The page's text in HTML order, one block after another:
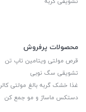
محصولات پرفروش
قرص مولتی ویتامین تاپ تن
تشویقی سگ نوبی
غذا خشک گربه بالغ مولتی کالر
دستکس ماساژ و مو جمع کن